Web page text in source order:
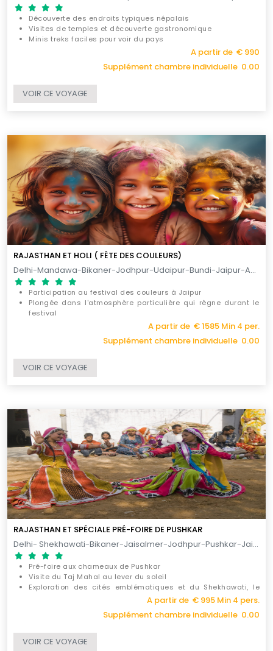
Découverte des endroits typiques népalais
Visites de temples et découverte gastronomique
Minis treks faciles pour voir du pays
A partir de € 990
Supplément chambre individuelle 0.00
VOIR CE VOYAGE
RAJASTHAN ET HOLI ( FÊTE DES COULEURS)
Delhi-Mandawa-Bikaner-Jodhpur-Udaipur-Bundi-Jaipur-Agra-Delhi / 12 -13 JOURS
Participation au festival des couleurs à Jaipur
Plongée dans l'atmosphère particulière qui règne durant le
festival
Découverte des plus grandes villes du Rajasthan
A partir de € 1585 Min 4 per.
Supplément chambre individuelle 0.00
VOIR CE VOYAGE
RAJASTHAN ET SPÉCIALE PRÉ-FOIRE DE PUSHKAR
Delhi- Shekhawati-Bikaner-Jaisalmer-Jodhpur-Pushkar-Jaipur-Agra-Delhi / 11 JOURS
Pré-foire aux chameaux de Pushkar
Visite du Taj Mahal au lever du soleil
Exploration des cités emblématiques et du Shekhawati, le
musée à ciel ouvert du RajasthanA partir de € 995 Min 4 pers.
Supplément chambre individuelle 0.00
VOIR CE VOYAGE